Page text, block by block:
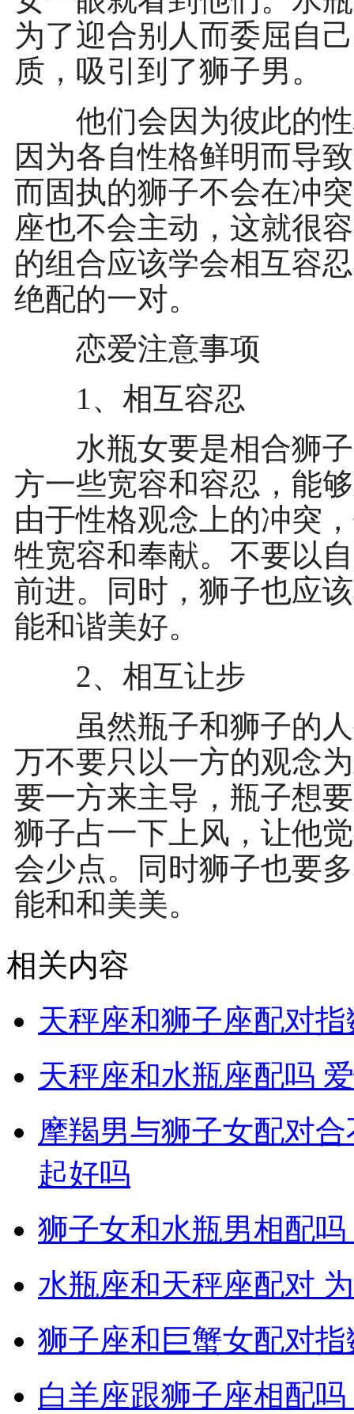
为了迎合别人而委屈自
质，吸引到了狮子男。
他们会因为彼此的性
因为各自性格鲜明而导
而固执的狮子不会在冲
座也不会主动，这就很
的组合应该学会相互容
绝配的一对。
恋爱注意事项
1、相互容忍
水瓶女要是相合狮子
方一些宽容和容忍，能
由于性格观念上的冲突
牲宽容和奉献。不要以
前进。同时，狮子也应
能和谐美好。
2、相互让步
虽然瓶子和狮子的人
万不要只以一方的观念
要一方来主导，瓶子想
狮子占一下上风，让他
会少点。同时狮子也要
能和和美美。
相关内容
天秤座和狮子座配对
天秤座和水瓶座配吗
摩羯男与狮子女配对
起好吗
狮子女和水瓶男相配
水瓶座和天秤座配对
狮子座和巨蟹女配对
白羊座跟狮子座相配